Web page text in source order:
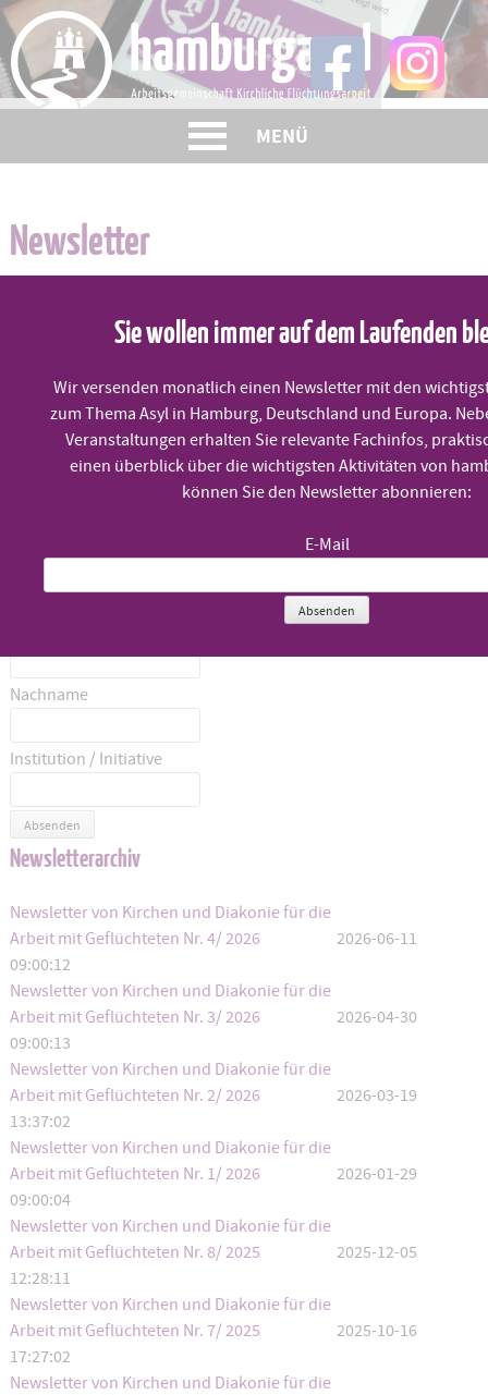
Skip
to
content
MENÜ
Newsletter
Hier finden Sie unseren Newsletter und können ihn abonnieren.
Nachname
Institution / Initiative
Absenden
Newsletterarchiv
Newsletter von Kirchen und Diakonie für die
Arbeit mit Geflüchteten Nr. 4/ 2026
2026-06-11
09:00:12
Newsletter von Kirchen und Diakonie für die
Arbeit mit Geflüchteten Nr. 3/ 2026
2026-04-30
09:00:13
Newsletter von Kirchen und Diakonie für die
Arbeit mit Geflüchteten Nr. 2/ 2026
2026-03-19
13:37:02
Newsletter von Kirchen und Diakonie für die
Arbeit mit Geflüchteten Nr. 1/ 2026
2026-01-29
09:00:04
Newsletter von Kirchen und Diakonie für die
Arbeit mit Geflüchteten Nr. 8/ 2025
2025-12-05
12:28:11
Newsletter von Kirchen und Diakonie für die
Arbeit mit Geflüchteten Nr. 7/ 2025
2025-10-16
17:27:02
Newsletter von Kirchen und Diakonie für die
Sie wollen immer auf dem Laufenden
Wir versenden monatlich einen Newsletter mit den
zum Thema Asyl in Hamburg, Deutschland und Europa.
Veranstaltungen erhalten Sie relevante Fachinfos,
einen überblick über die wichtigsten Aktivitäten von
können Sie den Newsletter abonnieren:
E-Mail
Absenden